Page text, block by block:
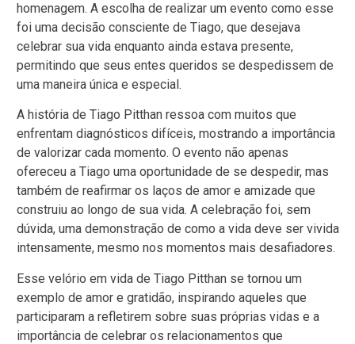
homenagem. A escolha de realizar um evento como esse
foi uma decisão consciente de Tiago, que desejava
celebrar sua vida enquanto ainda estava presente,
permitindo que seus entes queridos se despedissem de
uma maneira única e especial.
A história de Tiago Pitthan ressoa com muitos que
enfrentam diagnósticos difíceis, mostrando a importância
de valorizar cada momento. O evento não apenas
ofereceu a Tiago uma oportunidade de se despedir, mas
também de reafirmar os laços de amor e amizade que
construiu ao longo de sua vida. A celebração foi, sem
dúvida, uma demonstração de como a vida deve ser vivida
intensamente, mesmo nos momentos mais desafiadores.
Esse velório em vida de Tiago Pitthan se tornou um
exemplo de amor e gratidão, inspirando aqueles que
participaram a refletirem sobre suas próprias vidas e a
importância de celebrar os relacionamentos que